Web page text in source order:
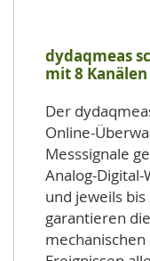
dydaqmeas
mit 8 Kanälen
Der
Online-
Messsignale
Analog-
und jeweils
garantieren
mechanischen